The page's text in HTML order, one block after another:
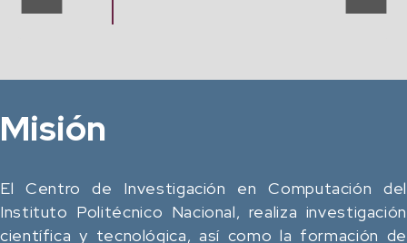
Misión
El Centro de Investigación en Computación del
Instituto Politécnico Nacional, realiza investigación
científica y tecnológica, así como la formación de